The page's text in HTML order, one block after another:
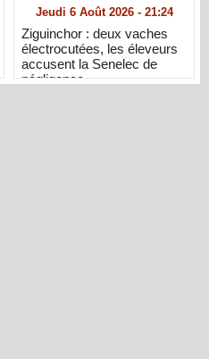
Jeudi 6 Août 2026 - 21:24
Ziguinchor : deux vaches
électrocutées, les éleveurs
accusent la Senelec de
négligence